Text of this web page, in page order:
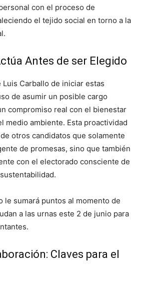
con el proceso de
el tejido social en torno a la
Antes de ser Elegido
Carballo de iniciar estas
de asumir un posible cargo
compromiso real con el bienestar
medio ambiente. Esta proactividad
otros candidatos que solamente
de promesas, sino que también
con el electorado consciente de
le sumará puntos al momento de
a las urnas este 2 de junio para
Claves para el